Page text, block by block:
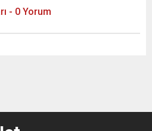
- 0 Yorum